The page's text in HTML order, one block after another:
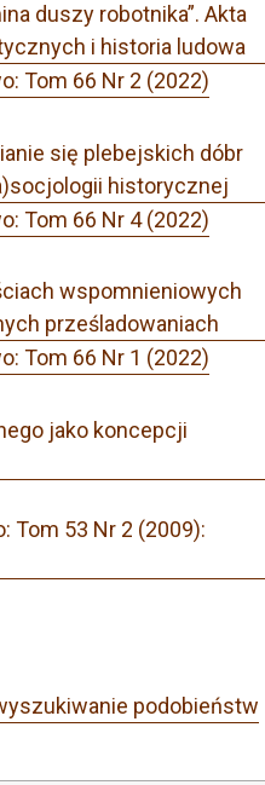
duszy robotnika”. Akta
i historia ludowa
Tom 66 Nr 2 (2022)
się plebejskich dóbr
historycznej
Tom 66 Nr 4 (2022)
wspomnieniowych
prześladowaniach
Tom 66 Nr 1 (2022)
jako koncepcji
Tom 53 Nr 2 (2009):
podobieństw